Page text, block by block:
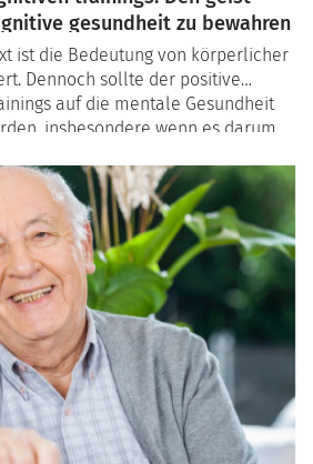
gesundheit zu bewahren
ist die Bedeutung von körperlicher
Dennoch sollte der positive
auf die mentale Gesundheit
insbesondere wenn es darum